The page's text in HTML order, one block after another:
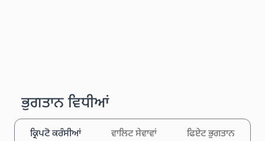
ਭੁਗਤਾਨ ਵਿਧੀਆਂ
ਕ੍ਰਿਪਟੋ ਕਰੰਸੀਆਂ ਵਾਲਿਟ ਸੇਵਾਵਾਂ ਫਿਏਟ ਭੁਗਤਾਨ